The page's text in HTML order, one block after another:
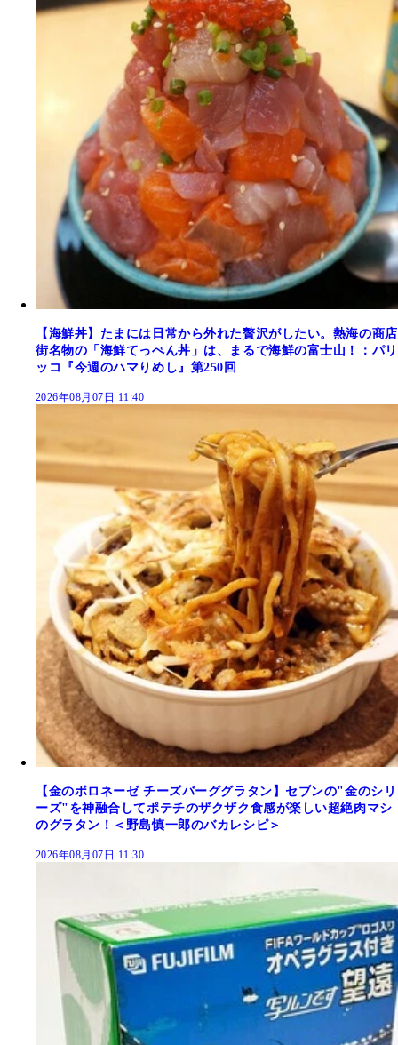
【海鮮丼】たまには日常から外れた贅沢がしたい。熱海の商店
街名物の「海鮮てっぺん丼」は、まるで海鮮の富士山！：パリ
ッコ『今週のハマりめし』第250回
2026年08月07日 11:40
【金のボロネーゼ チーズバーググラタン】セブンの"金のシリ
ーズ"を神融合してポテチのザクザク食感が楽しい超絶肉マシ
のグラタン！＜野島慎一郎のバカレシピ＞
2026年08月07日 11:30